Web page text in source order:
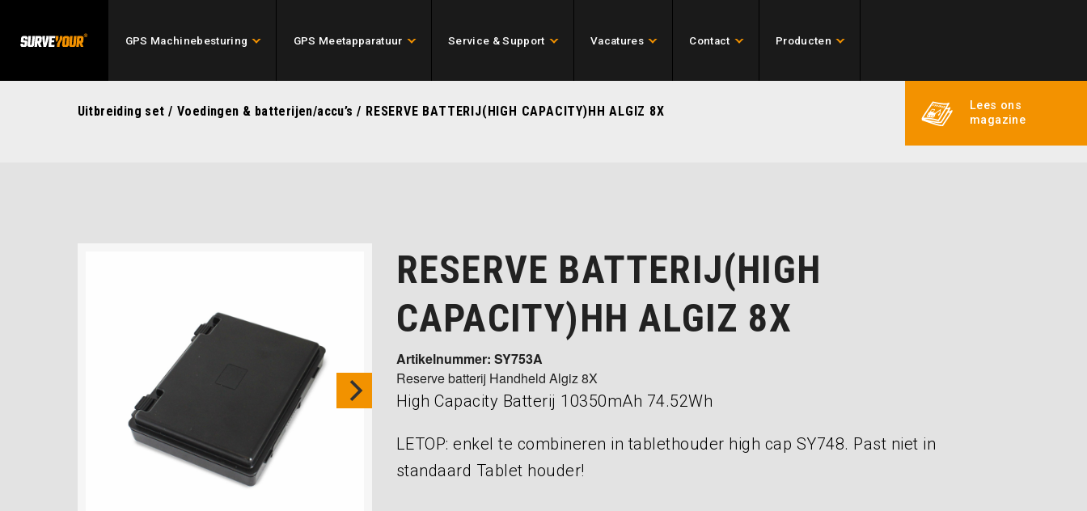
GPS Machinebesturing GPS Meetapparatuur Service & Support Vacatures Contact Producten
Lees ons
magazine
Uitbreiding set /Voedingen & batterijen/accu’s / RESERVE BATTERIJ(HIGH CAPACITY)HH ALGIZ 8X
RESERVE BATTERIJ(HIGH
CAPACITY)HH ALGIZ 8X
Artikelnummer: SY753A
Reserve batterij Handheld Algiz 8X
High Capacity Batterij 10350mAh 74.52Wh
LETOP: enkel te combineren in tablethouder high cap SY748. Past niet in
standaard Tablet houder!